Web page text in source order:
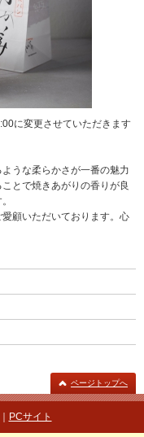
に変更させていただきます
うな柔らかさが一番の魅力
とで焼きあがりの香りが良
顧いただいております。心
ページトップへ
PCサイト